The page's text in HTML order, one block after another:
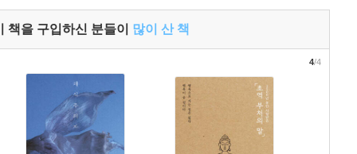
책을 구입하신 분들이 많이 산 책
4/4